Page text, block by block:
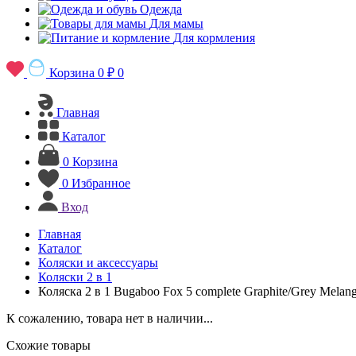
Одежда
Для мамы
Для кормления
Корзина 0 ₽ 0
Главная
Каталог
0 Корзина
0 Избранное
Вход
Главная
Каталог
Коляски и аксессуары
Коляски 2 в 1
Коляска 2 в 1 Bugaboo Fox 5 complete Graphite/Grey
К сожалению, товара нет в наличии...
Схожие товары